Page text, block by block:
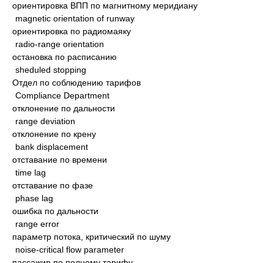
ориентировка ВПП по магнитному меридиану
magnetic orientation of runway
ориентировка по радиомаяку
radio-range orientation
остановка по расписанию
sheduled stopping
Отдел по соблюдению тарифов
Compliance Department
отклонение по дальности
range deviation
отклонение по крену
bank displacement
отставание по времени
time lag
отставание по фазе
phase lag
ошибка по дальности
range error
параметр потока, критический по шуму
noise-critical flow parameter